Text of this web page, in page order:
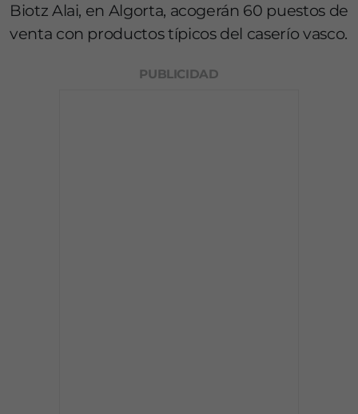
Biotz Alai, en Algorta, acogerán 60 puestos de
venta con productos típicos del caserío vasco.
PUBLICIDAD